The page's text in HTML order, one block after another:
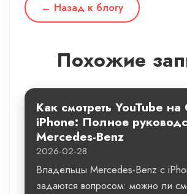
← Назад к блогу
Похожие
Как смотреть YouTube на
iPhone: Полное
Mercedes-Benz
2026-02-28
Владельцы Mercedes-Benz с
задаются вопросом: можно ли